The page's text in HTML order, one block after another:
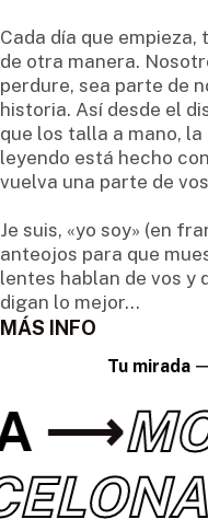
Cada día que
de otra manera.
perdure, sea parte de
historia. Así desde el
que los talla a mano,
leyendo está hecho
vuelva una parte de
Je suis, «yo soy» (en
anteojos para que
lentes hablan de vos y
digan lo mejor...
MÁS INFO
Tu mirada